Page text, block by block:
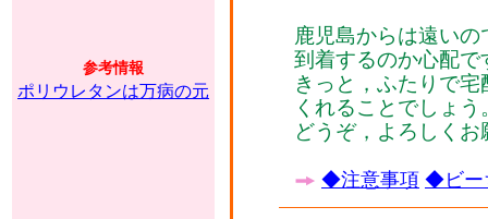
参考情報
ポリウレタンは万病の元
鹿児島からは遠い
到着するのか心配で
きっと，ふたりで
くれることでしょう
どうぞ，よろしく
◆注意事項 ◆ビー